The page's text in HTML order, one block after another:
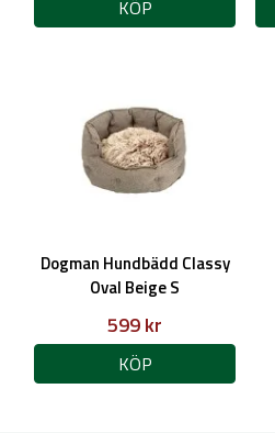
KÖP
Dogman Hundbädd Classy
Oval Beige S
599 kr
KÖP